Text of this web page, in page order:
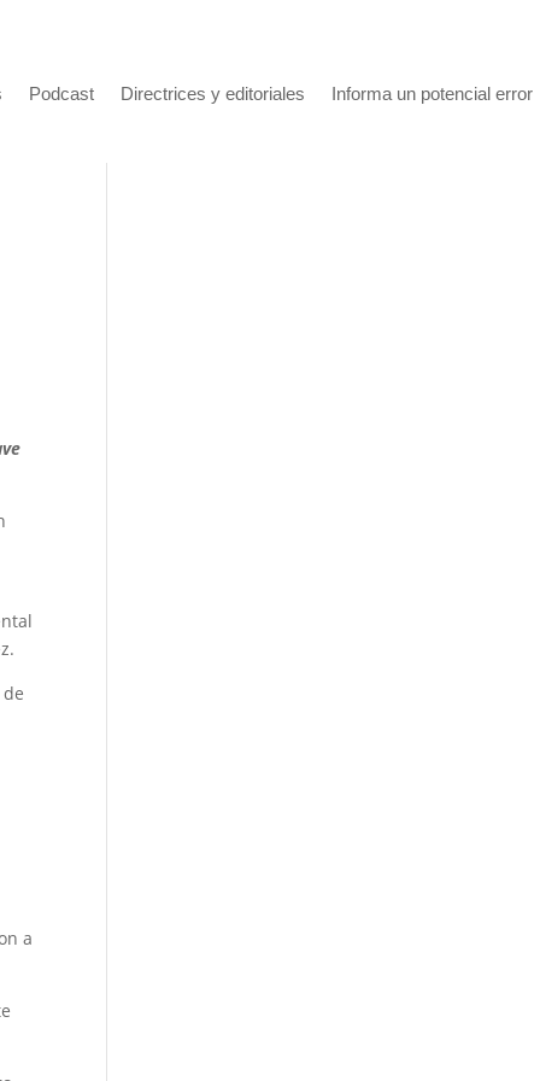
Podcast Directrices y editoriales Informa un potencial error
a